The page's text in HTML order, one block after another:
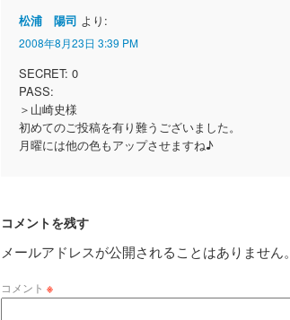
松浦 陽司 より:
2008年8月23日 3:39 PM
SECRET: 0
PASS:
＞山崎史様
初めてのご投稿を有り難うございました。
月曜には他の色もアップさせますね♪
コメントを残す
メールアドレスが公開されることはありません。
コメント ※